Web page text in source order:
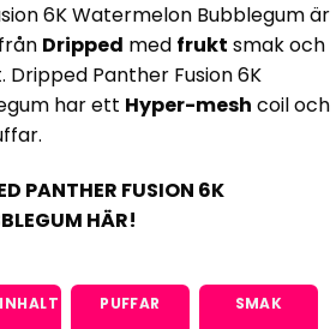
6K Watermelon Bubblegum är
från Dripped med frukt smak och
Panther Fusion 6K
har ett Hyper-mesh coil och
PANTHER FUSION 6K
HÄR!
PUFFAR SMAK